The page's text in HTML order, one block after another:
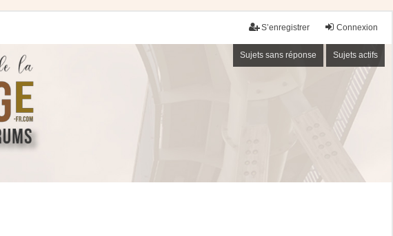
Connexion
S’enregistrer
Sujets sans réponse Sujets actifs